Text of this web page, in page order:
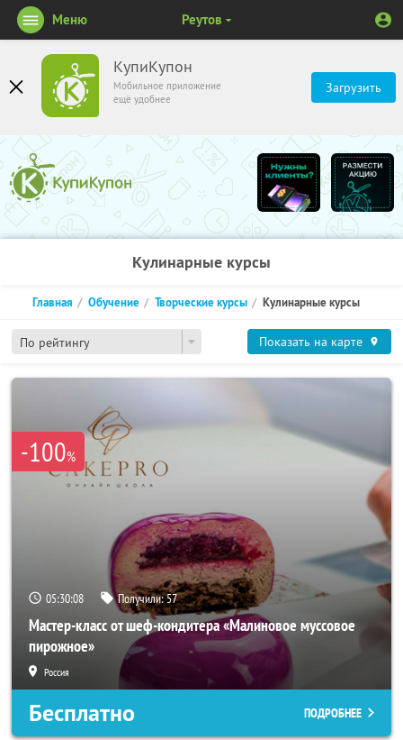
КупиКупон
Мобильное приложение
ещё удобнее
Загрузить
Меню Реутов
Кулинарные курсы
По рейтингу
Главная Обучение Творческие курсы Кулинарные курсы
Показать на карте
-100%
05:30:08 Получили:57
Мастер-класс от шеф-кондитера «Малиновое муссовое
пирожное»
Россия
Бесплатно ПОДРОБНЕЕ